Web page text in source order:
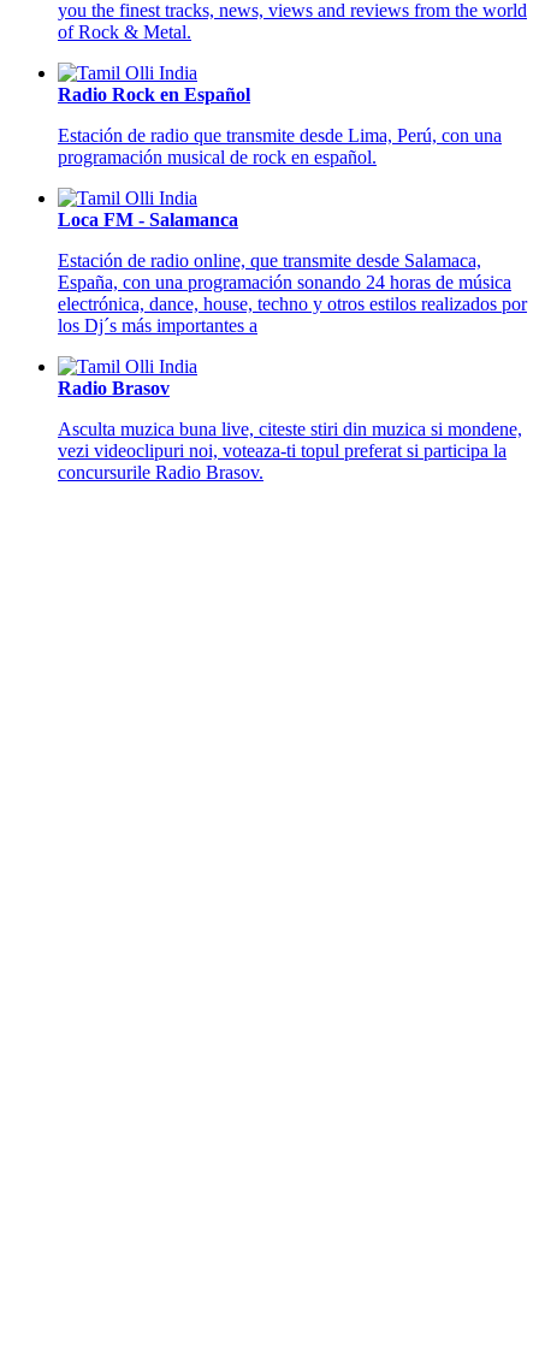
you the finest tracks, news, views and reviews from the world
of Rock & Metal.
Radio Rock en Español
Estación de radio que transmite desde Lima, Perú, con una
programación musical de rock en español.
Loca FM - Salamanca
Estación de radio online, que transmite desde Salamaca,
España, con una programación sonando 24 horas de música
electrónica, dance, house, techno y otros estilos realizados por
los Dj´s más importantes a
Radio Brasov
Asculta muzica buna live, citeste stiri din muzica si mondene,
vezi videoclipuri noi, voteaza-ti topul preferat si participa la
concursurile Radio Brasov.